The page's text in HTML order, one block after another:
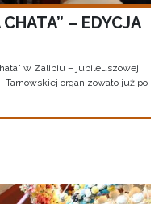
– EDYCJA
w Zalipiu – jubileuszowej
organizowało już po